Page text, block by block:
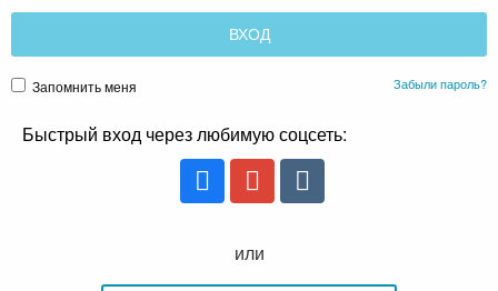
Запомнить меня Забыли пароль?
Быстрый вход через любимую соцсеть:
или